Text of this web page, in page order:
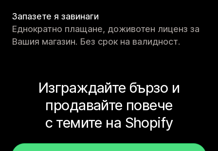
Запазете я завинаги
Еднократно плащане, доживотен лиценз за
Вашия магазин. Без срок на валидност.
Изграждайте бързо и
продавайте повече
с темите на Shopify